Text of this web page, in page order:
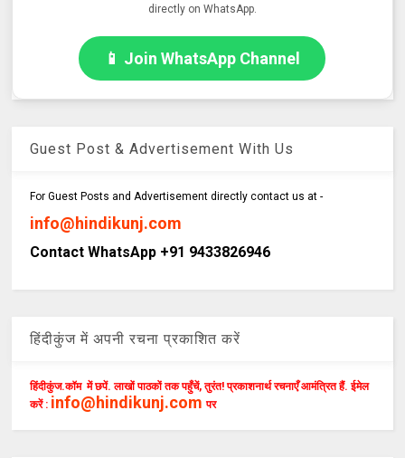
directly on WhatsApp.
📱 Join WhatsApp Channel
Guest Post & Advertisement With Us
For Guest Posts and Advertisement directly contact us at -
info@hindikunj.com
Contact WhatsApp +91 9433826946
हिंदीकुंज में अपनी रचना प्रकाशित करें
हिंदीकुंज.कॉम में छपें. लाखों पाठकों तक पहुँचें, तुरंत! प्रकाशनार्थ रचनाएँ आमंत्रित हैं. ईमेल
करें : info@hindikunj.com पर